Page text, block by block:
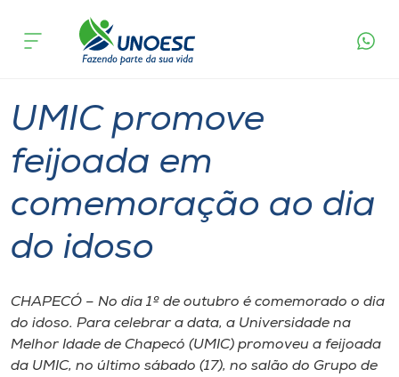
Cursos
Pesquisa
Atendimento ao Estudante
Portal de Ensino
A
acontece
UMIC promove
feijoada em
comemoração ao dia
do idoso
CHAPECÓ – No dia 1º de outubro é comemorado o dia
do idoso. Para celebrar a data, a Universidade na
Melhor Idade de Chapecó (UMIC) promoveu a feijoada
da UMIC, no último sábado (17), no salão do Grupo de